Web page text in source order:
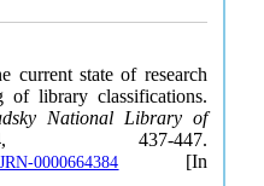
current state of research
of library classifications.
National Library of
447.
0000664384 [In